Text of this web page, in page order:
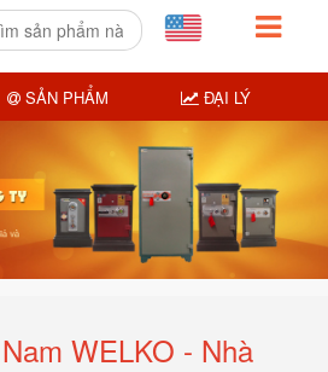
WELKO - Nhà
SẢN PHẨM ĐẠI LÝ